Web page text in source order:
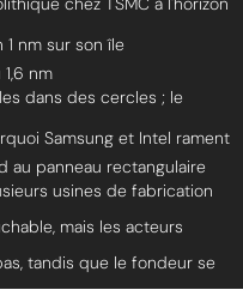
nm sur son île
nm
dans des cercles ; le
Samsung et Intel rament
au panneau rectangulaire
usines de fabrication
mais les acteurs
tandis que le fondeur se